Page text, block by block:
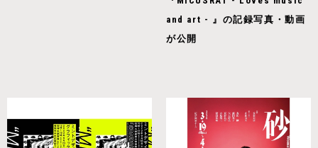
and art - 』の記録写真・動画
が公開